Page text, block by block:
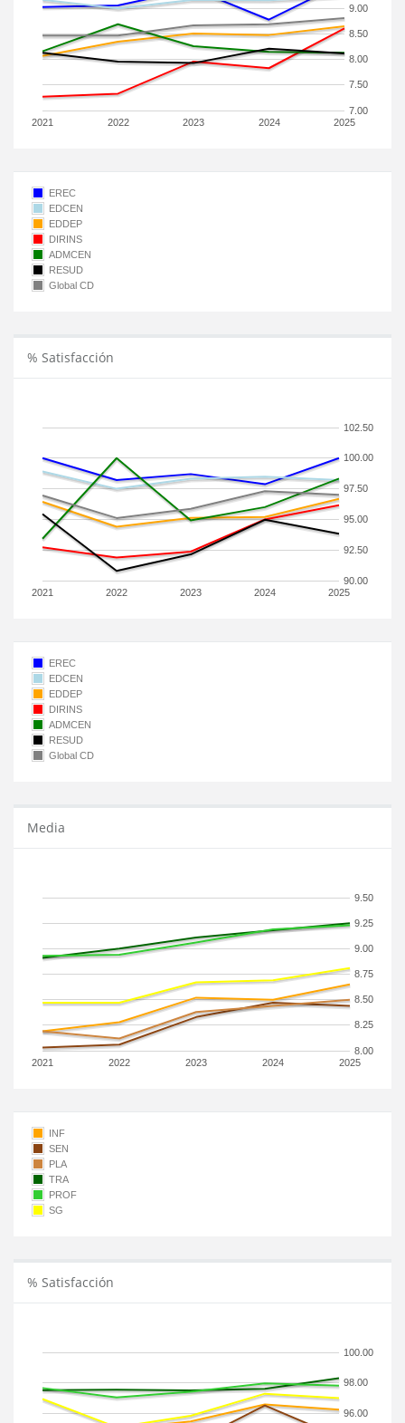
2021 2022 2023 2024 2025
7.00
7.50
8.00
8.50
9.00
EREC
EDCEN
EDDEP
DIRINS
ADMCEN
RESUD
Global CD
% Satisfacción
2021 2022 2023 2024 2025
90.00
92.50
95.00
97.50
100.00
102.50
EREC
EDCEN
EDDEP
DIRINS
ADMCEN
RESUD
Global CD
Media
2021 2022 2023 2024 2025
8.00
8.25
8.50
8.75
9.00
9.25
9.50
INF
SEN
PLA
TRA
PROF
SG
% Satisfacción
96.00
98.00
100.00